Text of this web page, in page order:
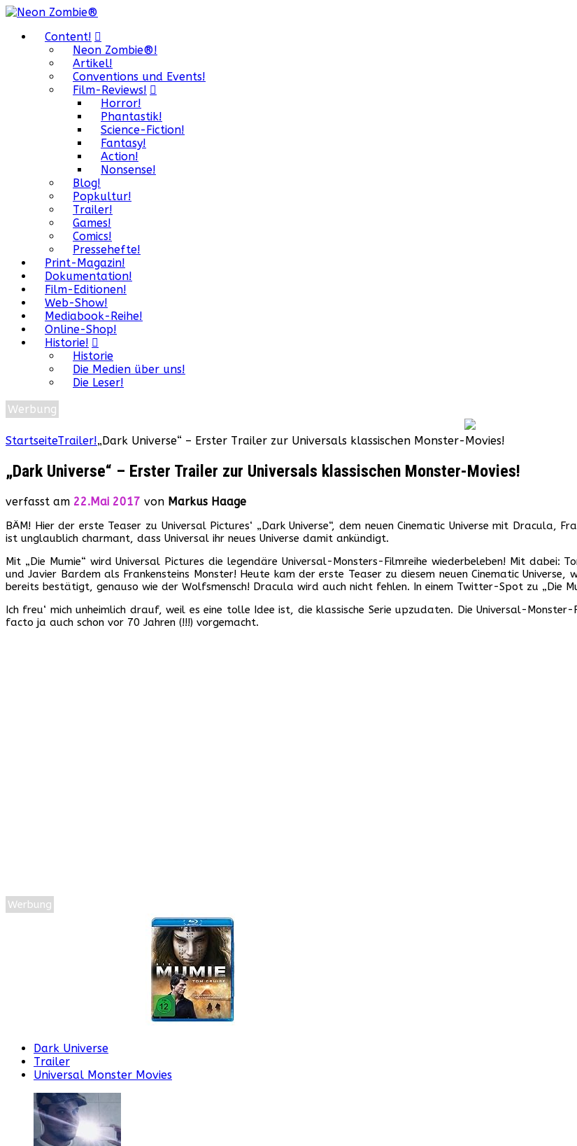
Content!
Neon Zombie®!
Artikel!
Conventions und Events!
Film-Reviews!
Horror!
Phantastik!
Science-Fiction!
Fantasy!
Action!
Nonsense!
Blog!
Popkultur!
Trailer!
Games!
Comics!
Pressehefte!
Print-Magazin!
Dokumentation!
Film-Editionen!
Web-Show!
Mediabook-Reihe!
Online-Shop!
Historie!
Historie
Die Medien über uns!
Die Leser!
Werbung
StartseiteTrailer!„Dark Universe“ – Erster Trailer zur Universals klassischen Monster-Movies!
„Dark Universe“ – Erster Trailer zur Universals klassischen Monster-Movies!
verfasst am 22.Mai 2017 von Markus Haage
BÄM! Hier der erste Teaser zu Universal Pictures‘ „Dark Universe“, dem neuen Cinematic Universe mit Dracula,
ist unglaublich charmant, dass Universal ihr neues Universe damit ankündigt.
Mit „Die Mumie“ wird Universal Pictures die legendäre Universal-Monsters-Filmreihe wiederbeleben! Mit dabei:
und Javier Bardem als Frankensteins Monster! Heute kam der erste Teaser zu diesem neuen Cinematic
bereits bestätigt, genauso wie der Wolfsmensch! Dracula wird auch nicht fehlen. In einem Twitter-Spot zu „Die
Ich freu‘ mich unheimlich drauf, weil es eine tolle Idee ist, die klassische Serie upzudaten. Die Universal-
facto ja auch schon vor 70 Jahren (!!!) vorgemacht.
Werbung
Dark Universe
Trailer
Universal Monster Movies